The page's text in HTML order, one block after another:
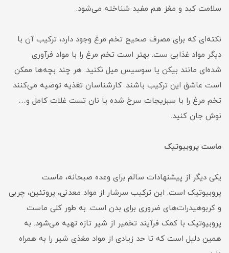
سلامت کبد و مغز هم مفید شناخته می‌شود.
نکته‌ای که برای مصرف صحیح تخم مرغ وجود دارد، ترکیب آن با
دیگر مواد غذایی ست. بهتر است تخم مرغ را با مواد فرآوری
شده‌ای مانند بیکن یا سوسیس میل نکنید. هر چند بچه‌ها ممکن
است عاشق این ترکیب باشند. کارشناسان تغذیه توصیه می‌کنند
تخم مرغ را با سبزیجات سرخ شده یا نان تست غلات کامل و…
نوش جان کنید.
ماست پروبیوتیک
یکی دیگر از پیشنهادات سالم برای وعده صبحانه، ماست
پروبیوتیک است. این ترکیب سرشار از مواد معدنی، پروتئین، چربی
و کربوهیدرات‌های ضروری برای بدن است. به طور کلی ماست
پروبیوتیک با کمک فرآیند تخمیر از شیر تازه تهیه می‌شود. به
همین دلیل است که تا حد زیادی از مواد مغذی شیر را به همراه